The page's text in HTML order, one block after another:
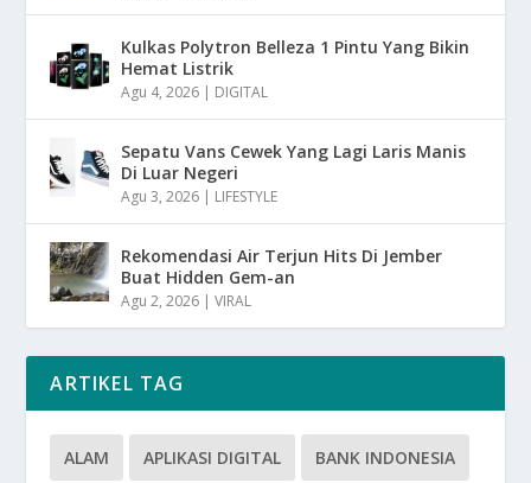
Kulkas Polytron Belleza 1 Pintu Yang Bikin
Hemat Listrik
Agu 4, 2026 | DIGITAL
Sepatu Vans Cewek Yang Lagi Laris Manis
Di Luar Negeri
Agu 3, 2026 | LIFESTYLE
Rekomendasi Air Terjun Hits Di Jember
Buat Hidden Gem-an
Agu 2, 2026 |VIRAL
ARTIKEL TAG
ALAM APLIKASI DIGITAL BANK INDONESIA